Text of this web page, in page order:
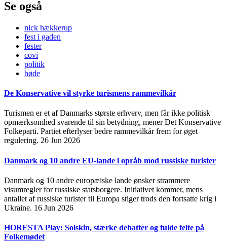
Se også
nick hækkerup
fest i gaden
fester
covi
politik
bøde
De Konservative vil styrke turismens rammevilkår
Turismen er et af Danmarks største erhverv, men får ikke politisk
opmærksomhed svarende til sin betydning, mener Det Konservative
Folkeparti. Partiet efterlyser bedre rammevilkår frem for øget
regulering. 26 Jun 2026
Danmark og 10 andre EU-lande i opråb mod russiske turister
Danmark og 10 andre europæiske lande ønsker strammere
visumregler for russiske statsborgere. Initiativet kommer, mens
antallet af russiske turister til Europa stiger trods den fortsatte krig i
Ukraine. 16 Jun 2026
HORESTA Play: Solskin, stærke debatter og fulde telte på
Folkemødet